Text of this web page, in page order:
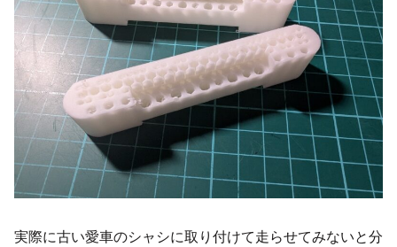
実際に古い愛車のシャシに取り付けて走らせてみないと分